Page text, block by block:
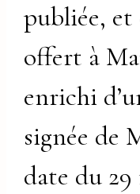
publiée, et
offert à
enrichi
signée de
date du 29